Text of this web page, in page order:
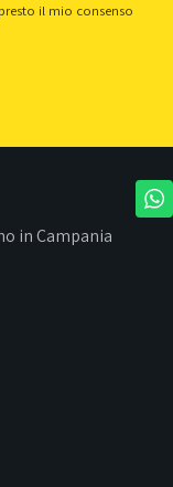
il mio consenso
in Campania